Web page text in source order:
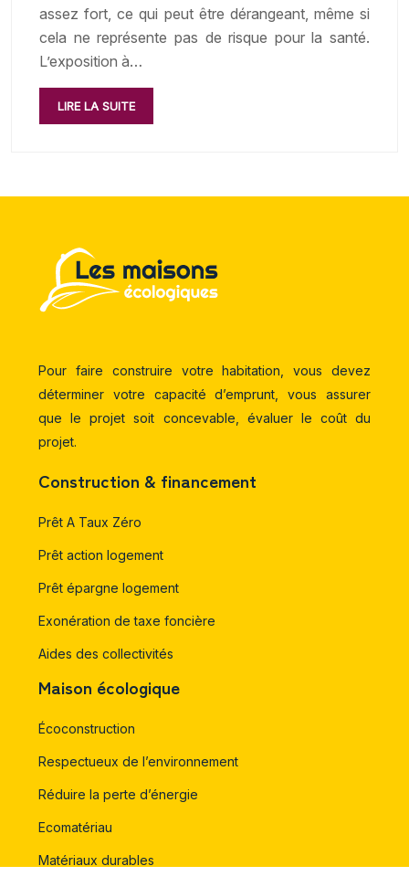
assez fort, ce qui peut être dérangeant, même si
cela ne représente pas de risque pour la santé.
L’exposition à…
LIRE LA SUITE
Pour faire construire votre habitation, vous devez
déterminer votre capacité d’emprunt, vous assurer
que le projet soit concevable, évaluer le coût du
projet.
Construction & financement
Prêt A Taux Zéro
Prêt action logement
Prêt épargne logement
Exonération de taxe foncière
Aides des collectivités
Maison écologique
Écoconstruction
Respectueux de l’environnement
Réduire la perte d’énergie
Ecomatériau
Matériaux durables